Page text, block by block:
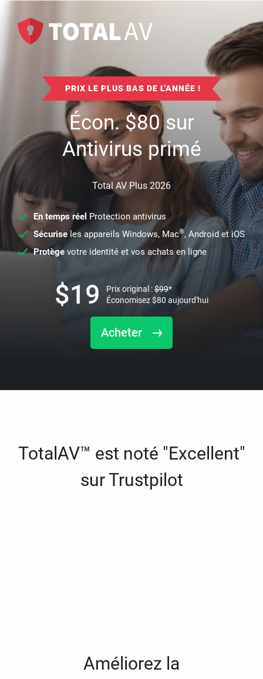
PRIX LE PLUS BAS DE L'ANNÉE !
Écon.$80sur
Antivirus primé
Total AV Plus 2026
En temps réel Protection antivirus
Sécuriseles appareils Windows, Mac®, Android et iOS
Protège votre identité et vos achats en ligne
Acheter
$19 Prix original :$99*
Économisez$80 aujourd'hui
TotalAV™ est noté "Excellent"
sur Trustpilot
Améliorez la